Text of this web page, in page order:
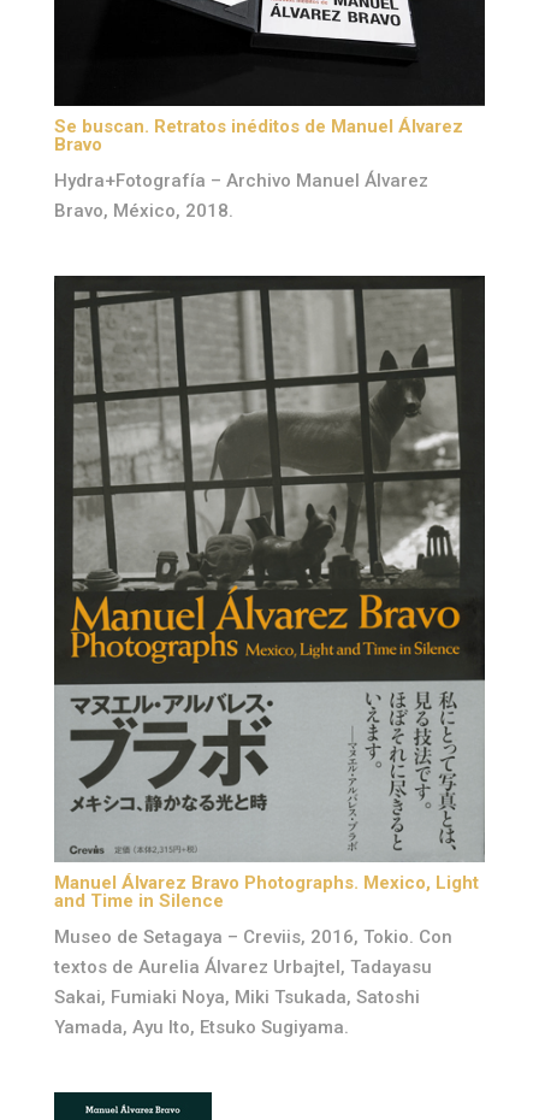
Se buscan. Retratos inéditos de Manuel Álvarez
Bravo
Hydra+Fotografía – Archivo Manuel Álvarez
Bravo, México, 2018.
Manuel Álvarez Bravo Photographs. Mexico, Light
and Time in Silence
Museo de Setagaya – Creviis, 2016, Tokio. Con
textos de Aurelia Álvarez Urbajtel, Tadayasu
Sakai, Fumiaki Noya, Miki Tsukada, Satoshi
Yamada, Ayu Ito, Etsuko Sugiyama.